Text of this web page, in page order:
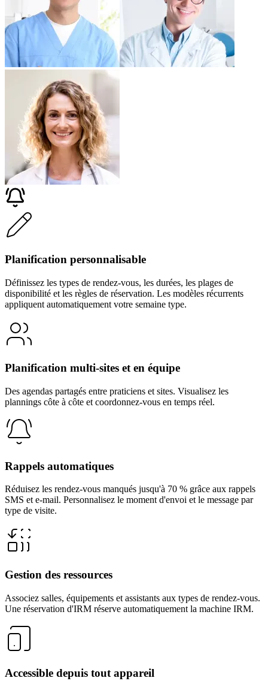
Planification personnalisable
Définissez les types de rendez-vous, les durées, les plages de
disponibilité et les règles de réservation. Les modèles récurrents
appliquent automatiquement votre semaine type.
Planification multi-sites et en équipe
Des agendas partagés entre praticiens et sites. Visualisez les
plannings côte à côte et coordonnez-vous en temps réel.
Rappels automatiques
Réduisez les rendez-vous manqués jusqu'à 70 % grâce aux rappels
SMS et e-mail. Personnalisez le moment d'envoi et le message par
type de visite.
Gestion des ressources
Associez salles, équipements et assistants aux types de rendez-vous.
Une réservation d'IRM réserve automatiquement la machine IRM.
Accessible depuis tout appareil